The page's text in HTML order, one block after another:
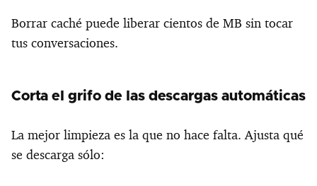
Borrar caché puede liberar cientos de MB sin tocar
tus conversaciones.
Corta el grifo de las descargas automáticas
La mejor limpieza es la que no hace falta. Ajusta qué
se descarga sólo: